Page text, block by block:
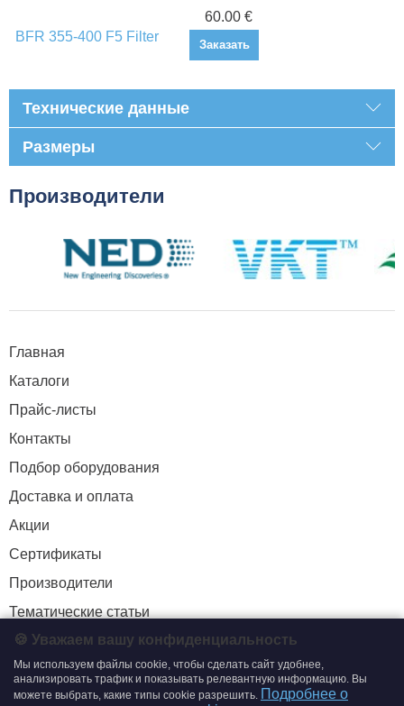
BFR 355-400 F5 Filter
60.00 €
Заказать
Технические данные
Размеры
Производители
Главная
Каталоги
Прайс-листы
Контакты
Подбор оборудования
Доставка и оплата
Акции
Сертификаты
Производители
Тематические статьи
+7 (495) 204-19-33
zakaz@smtrading.ru
🍪 Уважаем вашу конфиденциальность
Мы используем файлы cookie, чтобы сделать сайт удобнее,
анализировать трафик и показывать релевантную информацию. Вы
можете выбрать, какие типы cookie разрешить. Подробнее о